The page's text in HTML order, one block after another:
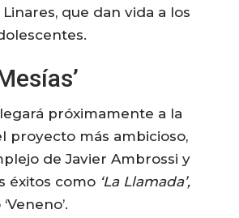
que dan vida a los
próximamente a la
proyecto más ambicioso,
de Javier Ambrossi y
éxitos como ‘La Llamada’,